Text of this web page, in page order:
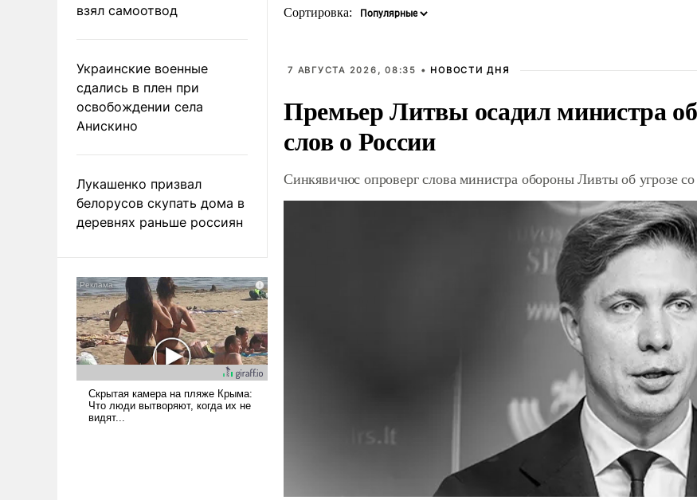
взял самоотвод
Украинские военные
сдались в плен при
освобождении села
Анискино
Лукашенко призвал
белорусов скупать дома в
деревнях раньше россиян
Сортировка:
7 АВГУСТА 2026, 08:35 • НОВОСТИ ДНЯ
Премьер Литвы осадил министра
слов о России
Синкявичюс опроверг слова министра обороны Ливты об угрозе